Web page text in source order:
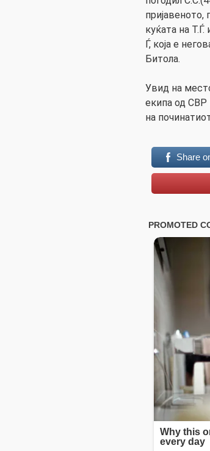
пријавеното,
куќата на
Ѓ, која е
Битола.
Увид на
екипа од СВР
на
Share